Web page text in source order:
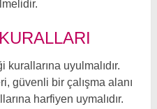
uyulmalıdır.
güvenli bir çalışma alanı
harfiyen uymalıdır.